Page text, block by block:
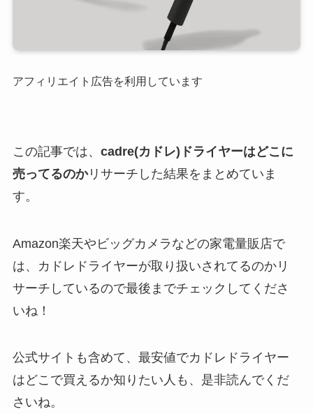
アフィリエイト広告を利用しています
この記事では、 cadre(カドレ)ドライヤーはどこに
売ってるのかリサーチした結果をまとめていま
す。
Amazon楽天やビッグカメラなどの家電量販店で
は、カドレドライヤーが取り扱いされてるのかリ
サーチしているので最後までチェックしてくださ
いね！
公式サイトも含めて、最安値でカドレドライヤー
はどこで買えるか知りたい人も、是非読んでくだ
さいね。